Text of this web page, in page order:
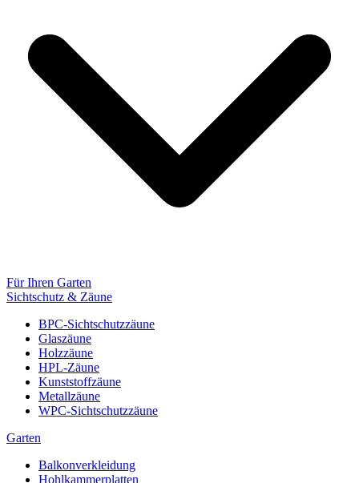
Für Ihren Garten
Sichtschutz & Zäune
BPC-Sichtschutzzäune
Glaszäune
Holzzäune
HPL-Zäune
Kunststoffzäune
Metallzäune
WPC-Sichtschutzzäune
Garten
Balkonverkleidung
Hohlkammerplatten